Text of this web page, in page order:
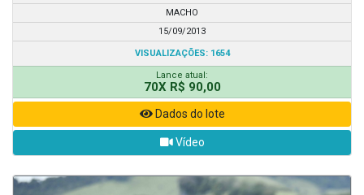
MACHO
15/09/2013
VISUALIZAÇÕES: 1654
Lance atual:
70X R$ 90,00
Dados do lote
Vídeo